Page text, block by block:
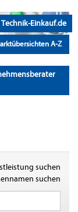
Einkauf.de
A-Z
suchen
suchen